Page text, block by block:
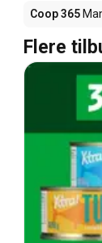
Coop 365
Flere